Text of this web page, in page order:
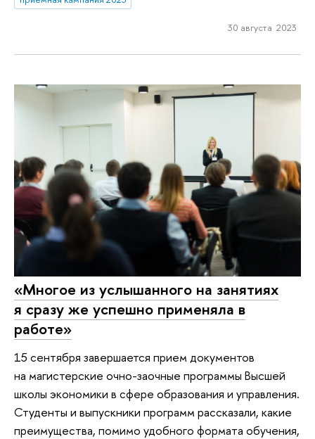
30 августа 2023
«Многое из услышанного на занятиях
я сразу же успешно применяла в
работе»
15 сентября завершается прием документов
на магистерские очно-заочные программы Высшей
школы экономики в сфере образования и управления.
Студенты и выпускники программ рассказали, какие
преимущества, помимо удобного формата обучения,